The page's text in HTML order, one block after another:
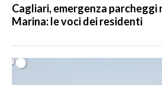
Cagliari, emergenza
Marina: le voci dei residenti